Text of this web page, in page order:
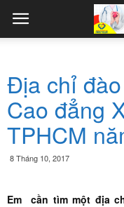
Địa chỉ
Cao đẳng
TPHCM
8 Tháng 10, 2017
Em cần tìm một địa